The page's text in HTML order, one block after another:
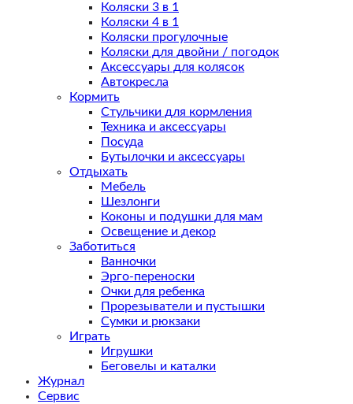
Коляски 3 в 1
Коляски 4 в 1
Коляски прогулочные
Коляски для двойни / погодок
Аксессуары для колясок
Автокресла
Кормить
Стульчики для кормления
Техника и аксессуары
Посуда
Бутылочки и аксессуары
Отдыхать
Мебель
Шезлонги
Коконы и подушки для мам
Освещение и декор
Заботиться
Ванночки
Эрго-переноски
Очки для ребенка
Прорезыватели и пустышки
Сумки и рюкзаки
Играть
Игрушки
Беговелы и каталки
Журнал
Сервис